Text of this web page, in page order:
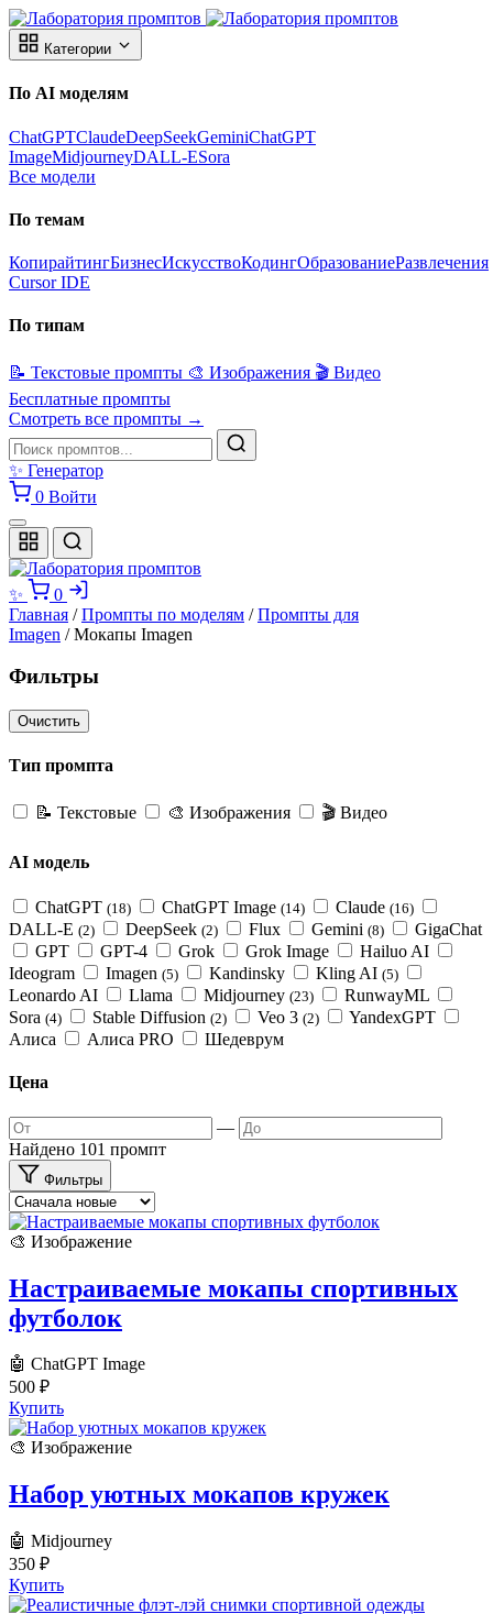
Категории
По AI моделям
ChatGPTClaudeDeepSeekGeminiChatGPT
ImageMidjourneyDALL-ESora
Все модели
По темам
КопирайтингБизнесИскусствоКодингОбразованиеРазвлечения
Cursor IDE
По типам
📝 Текстовые промпты 🎨 Изображения 🎬 Видео
Бесплатные промпты
Смотреть все промпты →
✨ Генератор
0 Войти
✨
0
Главная /Промпты по моделям /Промпты для
Imagen / Мокапы Imagen
Фильтры
Очистить
Тип промпта
📝 Текстовые 🎨 Изображения 🎬 Видео
AI модель
ChatGPT (18) ChatGPT Image (14) Claude (16)
DALL-E (2) DeepSeek (2) Flux Gemini (8)
GigaChat
GPT
GPT-4 Grok Grok Image
Hailuo AI
Ideogram
Imagen (5) Kandinsky Kling AI (5)
Leonardo AI Llama Midjourney (23)
RunwayML
Sora (4) Stable Diffusion (2) Veo 3 (2)
YandexGPT
Алиса
Алиса PRO Шедеврум
Цена
—
Найдено 101 промпт
Фильтры
🎨 Изображение
Настраиваемые мокапы спортивных
футболок
🤖 ChatGPT Image
500 ₽
Купить
🎨 Изображение
Набор уютных мокапов кружек
🤖 Midjourney
350 ₽
Купить